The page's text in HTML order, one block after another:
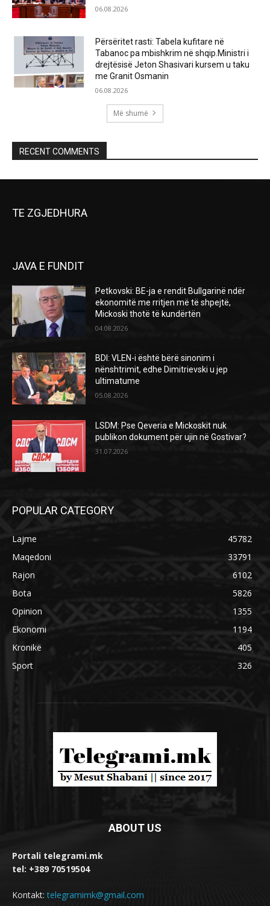
06.08.2026
Përsëritet rasti: Tabela kufitare në
Tabanoc pa mbishkrim në shqip.Ministri i
drejtësisë Jeton Shasivari kursem u taku
me Granit Osmanin
06.08.2026
Më shumë
RECENT COMMENTS
TE ZGJEDHURA
JAVA E FUNDIT
Petkovski: BE-ja e rendit Bullgarinë ndër
ekonomitë me rritjen më të shpejtë,
Mickoski thotë të kundërtën
04.08.2026
BDI: VLEN-i është bërë sinonim i
nënshtrimit, edhe Dimitrievski u jep
ultimatume
05.08.2026
LSDM: Pse Qeveria e Mickoskit nuk
publikon dokument për ujin në Gostivar?
31.07.2026
POPULAR CATEGORY
Lajme
45782
Maqedoni
33791
Rajon
6102
Bota
5826
Opinion
1355
Ekonomi
1194
Kronikë
405
Sport
326
ABOUT US
Portali telegrami.mk
tel: +389 70519504
Kontakt:telegramimk@gmail.com